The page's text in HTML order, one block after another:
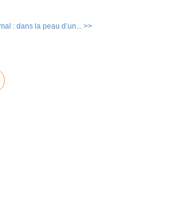
: dans la peau d’un... >>